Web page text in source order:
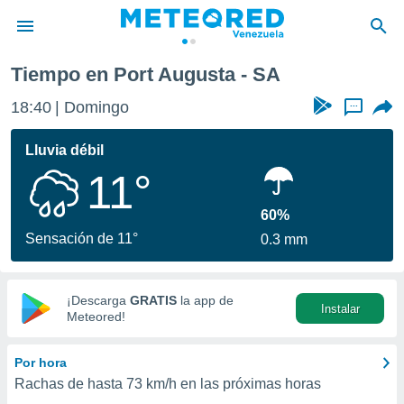
de
ha
para
que se
calidad.
a este
las
y
digital
basada
Tiempo en Port Augusta - SA
18:40 Domingo ...
Lluvia débil
11°
Sensación de 11°
60%
0.3 mm
¡Descarga GRATIS la app de
Meteored!
Instalar
Por hora
Rachas de hasta 73 km/h en las próximas horas